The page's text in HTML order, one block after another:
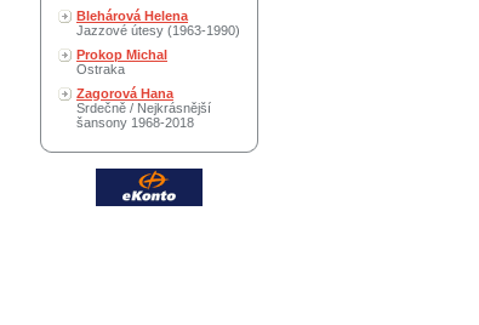
Blehárová Helena
Jazzové útesy (1963-1990)
Prokop Michal
Ostraka
Zagorová Hana
Srdečně / Nejkrásnější
šansony 1968-2018